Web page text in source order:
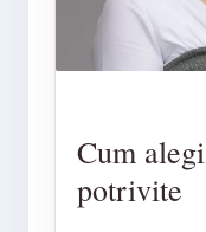
Cum
potrivite